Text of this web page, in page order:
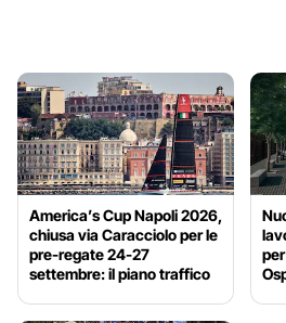
America’s Cup Napoli 2026,
chiusa via Caracciolo per le
pre-regate 24-27
settembre: il piano traffico